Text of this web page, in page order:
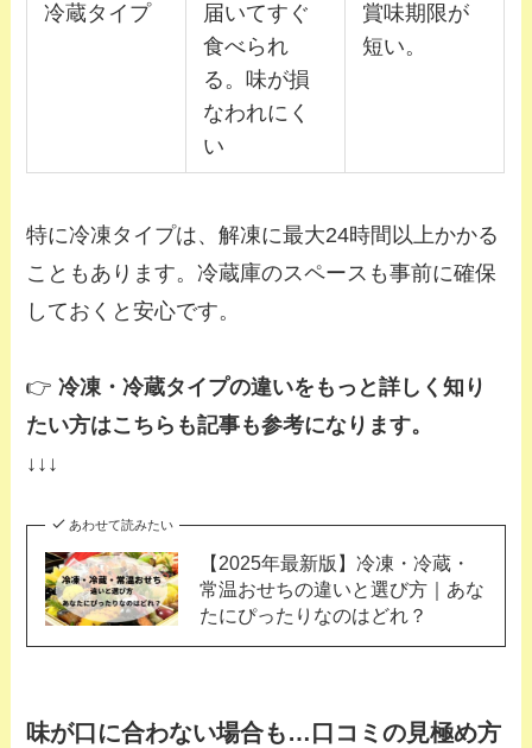
冷蔵タイプ
届いてすぐ
食べられ
る。味が損
なわれにく
い
賞味期限が
短い。
特に冷凍タイプは、解凍に最大24時間以上かかる
こともあります。冷蔵庫のスペースも事前に確保
しておくと安心です。
👉冷凍・冷蔵タイプの違いをもっと詳しく知り
たい方はこちらも記事も参考になります。
↓↓↓
あわせて読みたい
【2025年最新版】冷凍・冷蔵・
常温おせちの違いと選び方｜あな
たにぴったりなのはどれ？
味が口に合わない場合も…口コミの見極め方